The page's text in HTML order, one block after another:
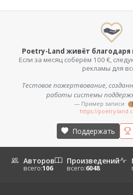
Poetry-Land живёт
Если за месяц соберём 100 €,
рекламы для
Тестовое пожертвование,
работы системы
— Пример записи
https://poetry-
Поддержать
Авторов
всего:106
Произведений
всего:6048